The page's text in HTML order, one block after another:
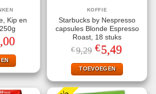
Kip en
is:
€1,00.
KOFFIE
Starbucks by Nespresso
capsules Blonde Espresso
Roast, 18 stuks
€9,29 Oorspronkelijke
prijs
was:
€9,29.
€5,49
is:
€5,49.
TOEVOEGEN